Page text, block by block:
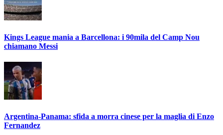
Kings League mania a Barcellona: i 90mila del Camp Nou
chiamano Messi
Argentina-Panama: sfida a morra cinese per la maglia di Enzo
Fernandez